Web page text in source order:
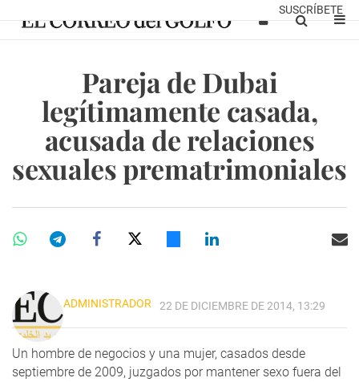
SUSCRÍBETE
Pareja de Dubai
legítimamente casada,
acusada de relaciones
sexuales prematrimoniales
ADMINISTRADOR 22 DE DICIEMBRE DE 2014, 13:29
Un hombre de negocios y una mujer, casados desde
septiembre de 2009, juzgados por mantener sexo fuera del